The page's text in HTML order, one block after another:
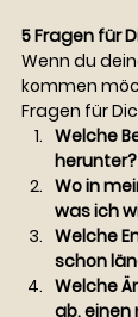
5 Fragen für
Wenn du
kommen
Fragen für
Welche
herunter?
Wo in
was ich
Welche
schon
Welche
ab, einen